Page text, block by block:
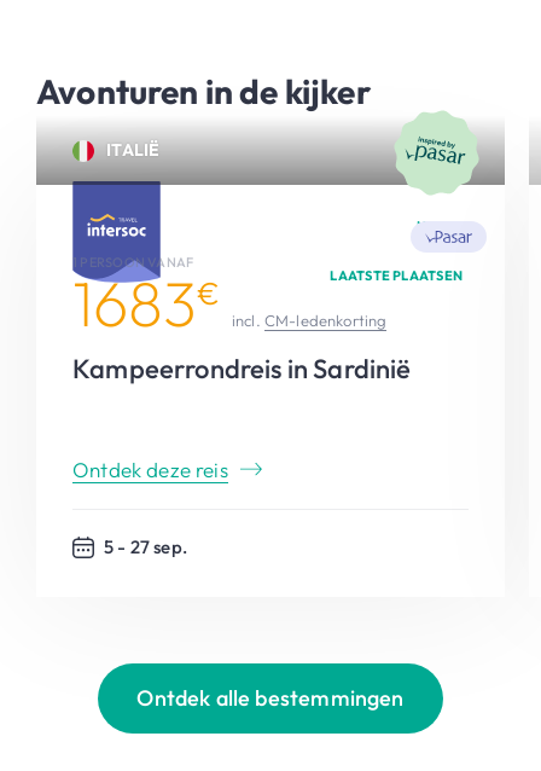
Avonturen in de kijker
NIEUW
LAATSTE PLAATSEN
ITALIË
1 PERSOON VANAF
1683€
incl. CM-ledenkorting
Kampeerrondreis in Sardinië
Ontdek deze reis
5 - 27 sep.
Ontdek alle bestemmingen